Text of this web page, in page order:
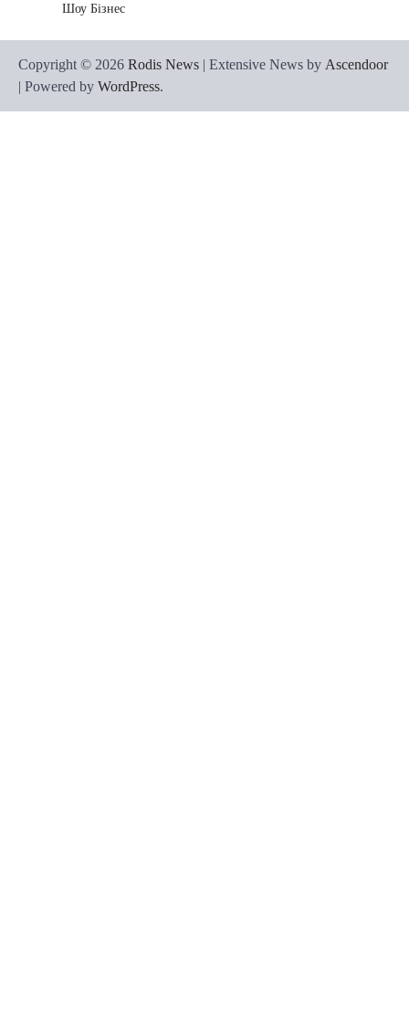
Шоу Бізнес
Copyright © 2026 Rodis News | Extensive News by Ascendoor
| Powered by WordPress.